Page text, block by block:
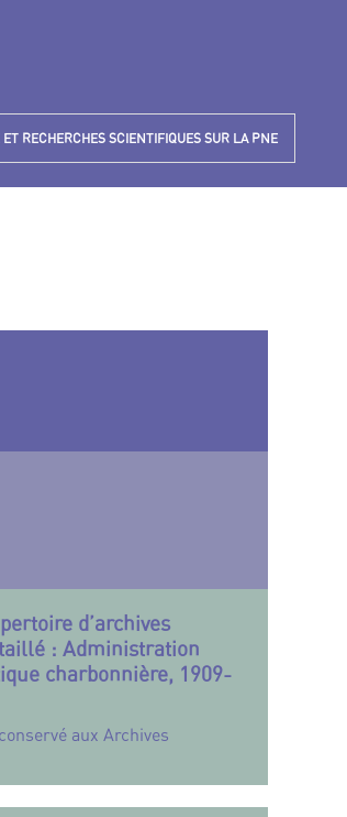
ET RECHERCHES SCIENTIFIQUES SUR LA PNE
d’archives
: Administration
charbonnière, 1909-
aux Archives